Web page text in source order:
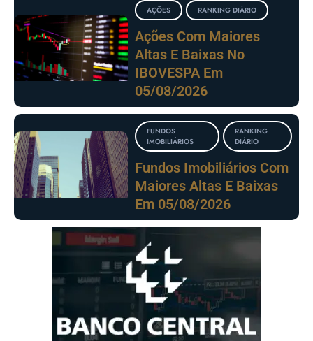
AÇÕES RANKING DIÁRIO
Ações Com Maiores
Altas E Baixas No
IBOVESPA Em
05/08/2026
FUNDOS
IMOBILIÁRIOS
RANKING
DIÁRIO
Fundos Imobiliários Com
Maiores Altas E Baixas
Em 05/08/2026